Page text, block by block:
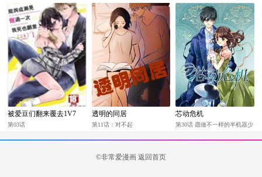
被爱豆们翻来覆去1V7
第03话
透明的同居
第11话：对不起
芯动危机
第30话 愿做不一样的半机器少
©非常爱漫画 返回首页